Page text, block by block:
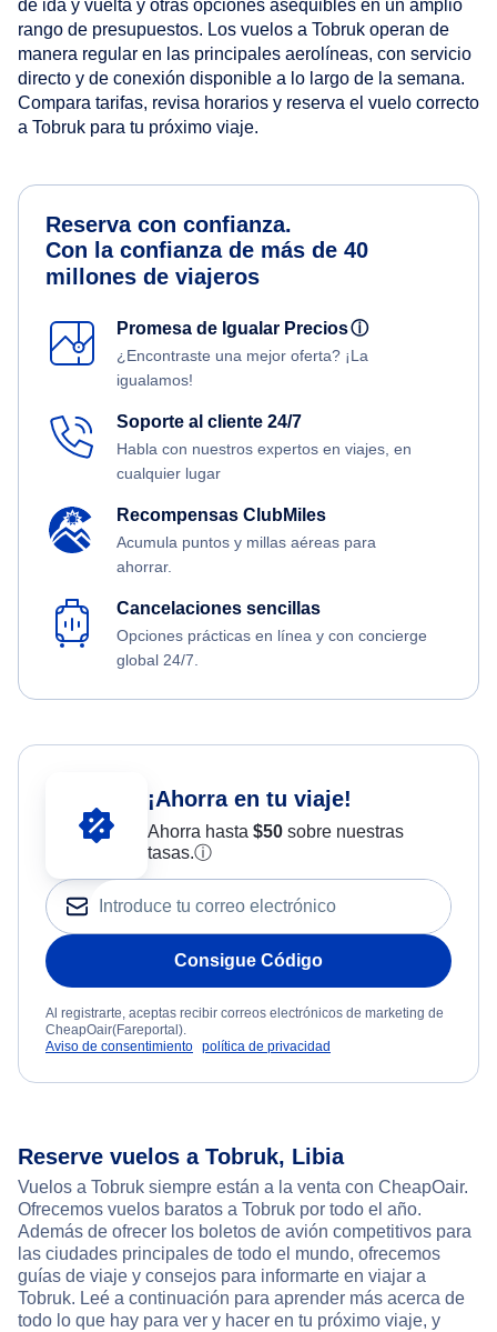
de ida y vuelta y otras opciones asequibles en un amplio
rango de presupuestos. Los vuelos a Tobruk operan de
manera regular en las principales aerolíneas, con servicio
directo y de conexión disponible a lo largo de la semana.
Compara tarifas, revisa horarios y reserva el vuelo correcto
a Tobruk para tu próximo viaje.
Reserva con confianza.
Con la confianza de más de 40
millones de viajeros
Promesa de Igualar Preciosⓘ
¿Encontraste una mejor oferta? ¡La
igualamos!
Soporte al cliente 24/7
Habla con nuestros expertos en viajes, en
cualquier lugar
Recompensas ClubMiles
Acumula puntos y millas aéreas para
ahorrar.
Cancelaciones sencillas
Opciones prácticas en línea y con concierge
global 24/7.
¡Ahorra en tu viaje!
Ahorra hasta $50sobre nuestras
tasas.ⓘ
Consigue Código
Al registrarte, aceptas recibir correos electrónicos de marketing de
CheapOair(Fareportal).
Aviso de consentimiento política de privacidad
Reserve vuelos a Tobruk, Libia
Vuelos a Tobruk siempre están a la venta con CheapOair.
Ofrecemos vuelos baratos a Tobruk por todo el año.
Además de ofrecer los boletos de avión competitivos para
las ciudades principales de todo el mundo, ofrecemos
guías de viaje y consejos para informarte en viajar a
Tobruk. Leé a continuación para aprender más acerca de
todo lo que hay para ver y hacer en tu próximo viaje, y